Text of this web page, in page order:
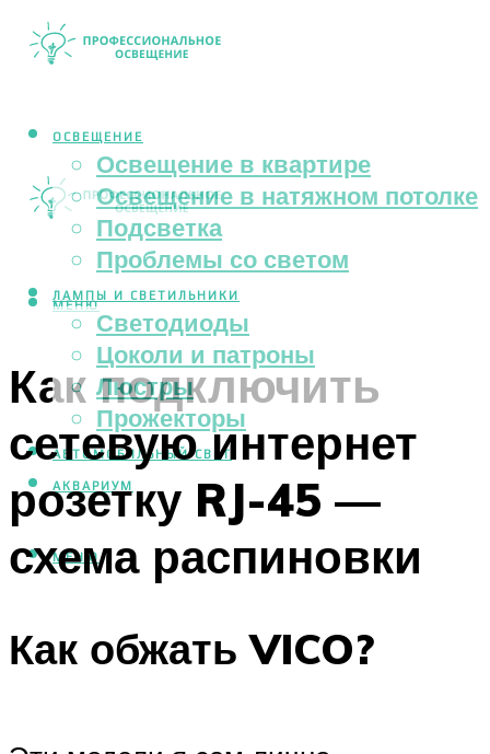
ОСВЕЩЕНИЕ
Освещение в квартире
Освещение в натяжном потолке
Подсветка
Проблемы со светом
ЛАМПЫ И СВЕТИЛЬНИКИ
Светодиоды
Цоколи и патроны
Люстры
Прожекторы
АВТОМОБИЛЬНЫЙ СВЕТ
АКВАРИУМ
МЕНЮ
МЕНЮ
Как подключить
сетевую интернет
розетку RJ-45 —
схема распиновки
Как обжать VICO?